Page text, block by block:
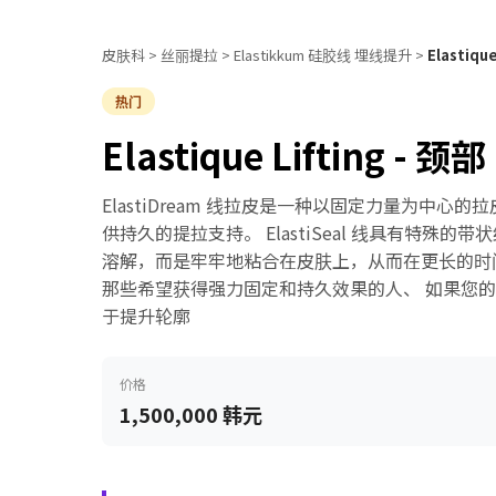
皮肤科 > 丝丽提拉 > Elastikkum 硅胶线 埋线提升 >
热门
Elastique Lifting - 颈部
ElastiDream 线拉皮是一种以固定力量为中心的
供持久的提拉支持。 ElastiSeal 线具有特殊的带
溶解，而是牢牢地粘合在皮肤上，从而在更长的
那些希望获得强力固定和持久效果的人、 如果您
于提升轮廓
价格
1,500,000 韩元